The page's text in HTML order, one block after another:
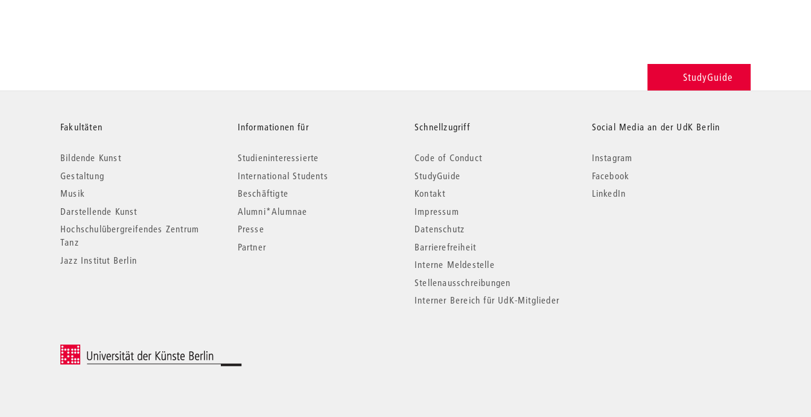
StudyGuide
Weitere
Informationen
Fakultäten
Bildende Kunst
Gestaltung
Musik
Darstellende Kunst
Hochschulübergreifendes Zentrum
Tanz
Jazz Institut Berlin
Informationen für
Studieninteressierte
International Students
Beschäftigte
Alumni*Alumnae
Presse
Partner
Schnellzugriff
Code of Conduct
StudyGuide
Kontakt
Impressum
Datenschutz
Barrierefreiheit
Interne Meldestelle
Stellenausschreibungen
Interner Bereich für UdK-Mitglieder
Social Media an der UdK Berlin
Instagram
Facebook
LinkedIn
© 2026 Universität der Künste Berlin